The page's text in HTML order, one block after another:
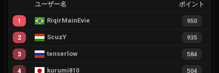
ユーザー名 ポイント
1 RiqirMainEvie 950
2 ScuzY 935
3 tenserlow 584
4 kurumi810 504